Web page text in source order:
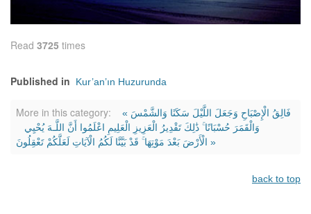
Read 3725 times
Published in Kur’an’ın Huzurunda
More in this category:
« فَالِقُ الْإِصْبَاحِ وَجَعَلَ اللَّيْلَ سَكَنًا وَالشَّمْسَ
وَالْقَمَرَ‌ حُسْبَانًا ۚ ذَٰلِكَ تَقْدِيرُ‌ الْعَزِيزِ الْعَلِيمِ اعْلَمُوا أَنَّ اللَّـهَ يُحْيِي
الْأَرْ‌ضَ بَعْدَ مَوْتِهَا ۚ قَدْ بَيَّنَّا لَكُمُ الْآيَاتِ لَعَلَّكُمْ تَعْقِلُونَ »
back to top